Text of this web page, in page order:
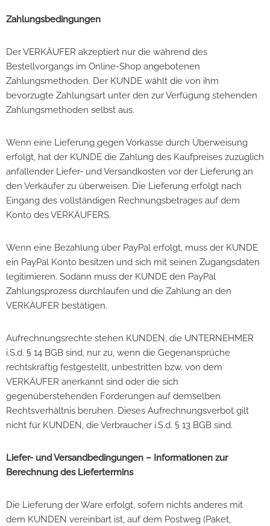
Zahlungsbedingungen
Der VERKÄUFER akzeptiert nur die während des
Bestellvorgangs im Online-Shop angebotenen
Zahlungsmethoden. Der KUNDE wählt die von ihm
bevorzugte Zahlungsart unter den zur Verfügung stehenden
Zahlungsmethoden selbst aus.
Wenn eine Lieferung gegen Vorkasse durch Überweisung
erfolgt, hat der KUNDE die Zahlung des Kaufpreises zuzüglich
anfallender Liefer- und Versandkosten vor der Lieferung an
den Verkäufer zu überweisen. Die Lieferung erfolgt nach
Eingang des vollständigen Rechnungsbetrages auf dem
Konto des VERKÄUFERS.
Wenn eine Bezahlung über PayPal erfolgt, muss der KUNDE
ein PayPal Konto besitzen und sich mit seinen Zugangsdaten
legitimieren. Sodann muss der KUNDE den PayPal
Zahlungsprozess durchlaufen und die Zahlung an den
VERKÄUFER bestätigen.
Aufrechnungsrechte stehen KUNDEN, die UNTERNEHMER
i.S.d. § 14 BGB sind, nur zu, wenn die Gegenansprüche
rechtskräftig festgestellt, unbestritten bzw. von dem
VERKÄUFER anerkannt sind oder die sich
gegenüberstehenden Forderungen auf demselben
Rechtsverhältnis beruhen. Dieses Aufrechnungsverbot gilt
nicht für KUNDEN, die Verbraucher i.S.d. § 13 BGB sind.
Liefer- und Versandbedingungen – Informationen zur
Berechnung des Liefertermins
Die Lieferung der Ware erfolgt, sofern nichts anderes mit
dem KUNDEN vereinbart ist, auf dem Postweg (Paket,